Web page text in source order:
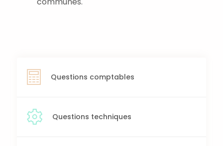
Questions comptables
Questions techniques